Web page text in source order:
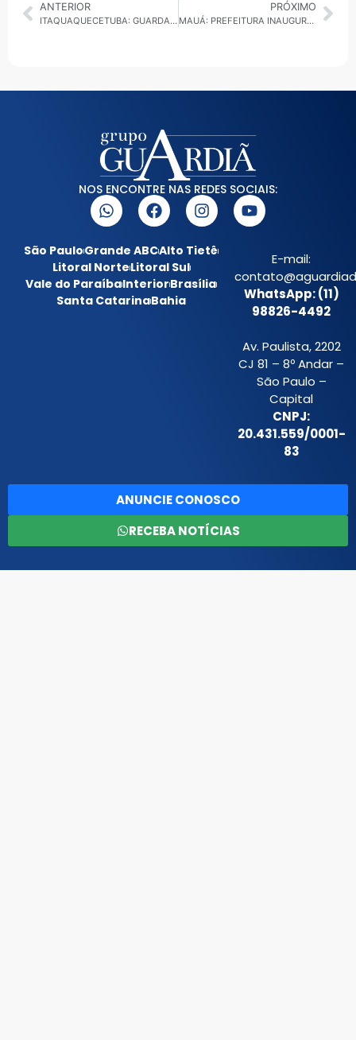
ANTERIOR
ITAQUAQUECETUBA: GUARDA AMBIENTAL RESGATA MAIS DE 1,5 MIL ANIMAIS SILVESTRES EM TRÊS ANOS
PRÓXIMO
MAUÁ: PREFEITURA INAUGURA SALA DE ROBÓTICA E AMPLIA ACESSO À TECNOLOGIA PARA JOVENS
NOS ENCONTRE NAS REDES SOCIAIS:
São PauloGrande ABCAlto Tietê
Litoral NorteLitoral Sul
Vale do ParaíbaInteriorBrasília
Santa CatarinaBahia
E-mail:
WhatsApp: (11)
98826-4492
Av. Paulista, 2202
CJ 81 – 8º Andar –
São Paulo –
Capital
CNPJ:
20.431.559/0001-
83
ANUNCIE CONOSCO
RECEBA NOTÍCIAS